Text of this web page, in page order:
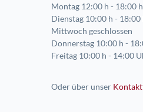
Montag 12:00 h - 18:00 h
Dienstag 10:00 h - 18:00
Mittwoch geschlossen
Donnerstag 10:00 h -
Freitag 10:00 h - 14:00
Oder über unser